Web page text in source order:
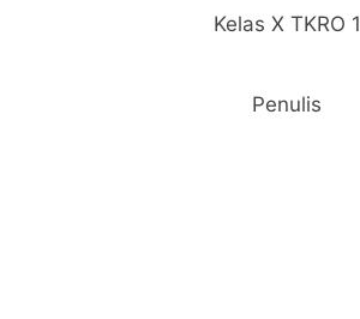
Kelas X TKRO 1
Penulis